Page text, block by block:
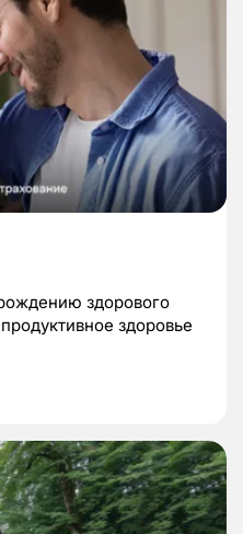
здорового
здоровье